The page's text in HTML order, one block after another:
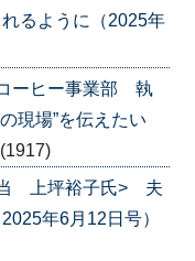
るように（2025年
ーヒー事業部 執
現場”を伝えたい
(1917)
上坪裕子氏> 夫
年6月12日号）